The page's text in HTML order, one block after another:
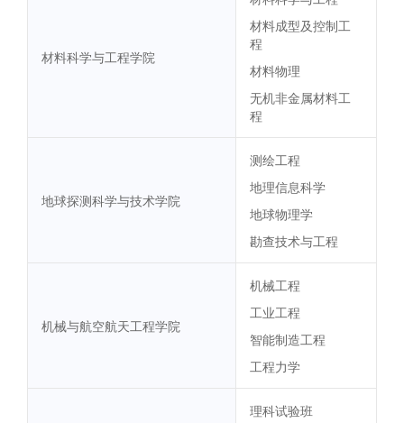
材料科学与工程学院
材料成型及控制工
程
材料物理
无机非金属材料工
程
地球探测科学与技术学院
测绘工程
地理信息科学
地球物理学
勘查技术与工程
机械与航空航天工程学院
机械工程
工业工程
智能制造工程
工程力学
理科试验班